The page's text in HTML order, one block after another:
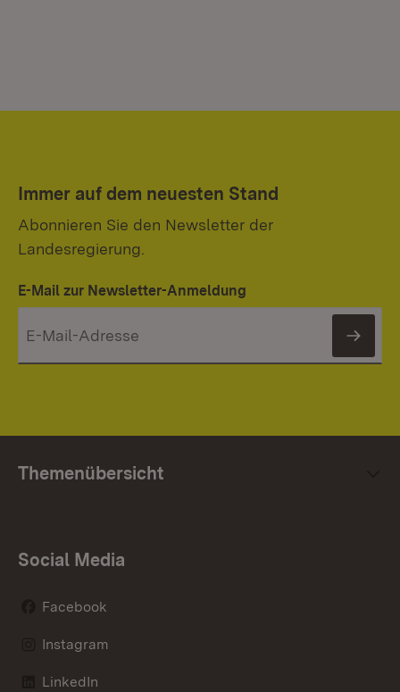
Immer auf dem neuesten Stand
Abonnieren Sie den Newsletter der
Landesregierung.
E-Mail zur Newsletter-Anmeldung
Themenübersicht
Social Media
Facebook
Instagram
LinkedIn